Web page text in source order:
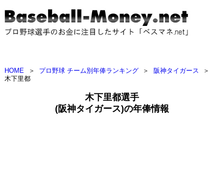
HOME ＞ プロ野球 チーム別年俸ランキング ＞ 阪神タイガース
＞
木下里都
木下里都選手
(阪神タイガース)の年俸情報